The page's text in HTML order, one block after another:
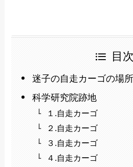
目次
迷子の自走カーゴの場
科学研究院跡地
１.自走カーゴ
２.自走カーゴ
３.自走カーゴ
４.自走カーゴ